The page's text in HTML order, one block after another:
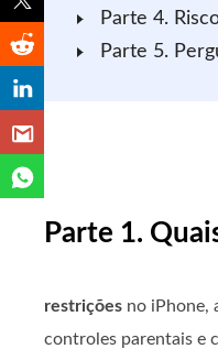
Parte 4.
Parte 5.
Parte 1.
restrições no iPhone,
controles parentais e